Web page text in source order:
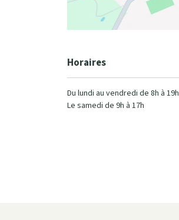
Horaires
Du lundi au vendredi de 8h à 19h
Le samedi de 9h à 17h